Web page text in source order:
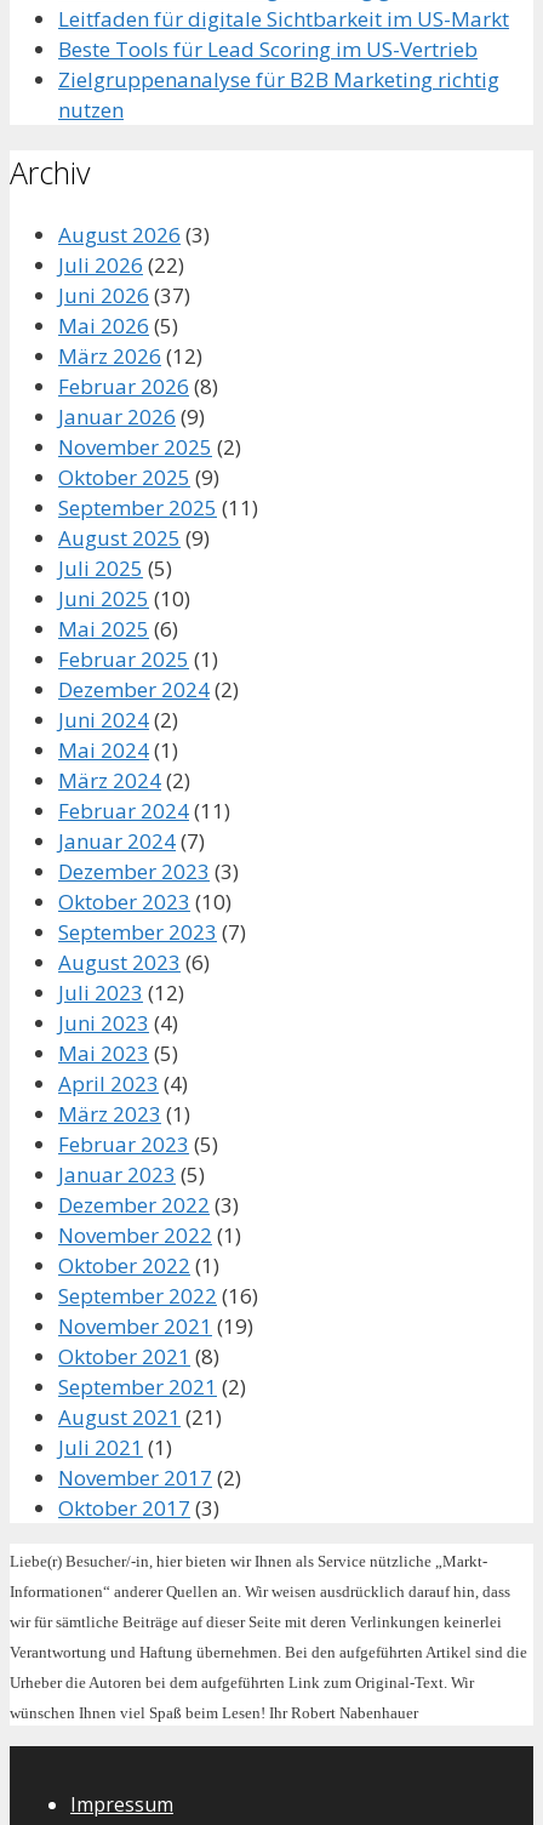
Leitfaden für digitale Sichtbarkeit im US-Markt
Beste Tools für Lead Scoring im US-Vertrieb
Zielgruppenanalyse für B2B Marketing richtig
nutzen
Archiv
August 2026 (3)
Juli 2026 (22)
Juni 2026 (37)
Mai 2026 (5)
März 2026 (12)
Februar 2026 (8)
Januar 2026 (9)
November 2025 (2)
Oktober 2025 (9)
September 2025 (11)
August 2025 (9)
Juli 2025 (5)
Juni 2025 (10)
Mai 2025 (6)
Februar 2025 (1)
Dezember 2024(2)
Juni 2024(2)
Mai 2024(1)
März 2024(2)
Februar 2024(11)
Januar 2024(7)
Dezember 2023 (3)
Oktober 2023 (10)
September 2023 (7)
August 2023 (6)
Juli 2023 (12)
Juni 2023 (4)
Mai 2023 (5)
April 2023 (4)
März 2023 (1)
Februar 2023 (5)
Januar 2023 (5)
Dezember 2022 (3)
November 2022 (1)
Oktober 2022 (1)
September 2022 (16)
November 2021 (19)
Oktober 2021 (8)
September 2021 (2)
August 2021 (21)
Juli 2021 (1)
November 2017 (2)
Oktober 2017 (3)
Liebe(r) Besucher/-in, hier bieten wir Ihnen als Service nützliche „Markt-
Informationen“ anderer Quellen an. Wir weisen ausdrücklich darauf hin, dass
wir für sämtliche Beiträge auf dieser Seite mit deren Verlinkungen keinerlei
Verantwortung und Haftung übernehmen. Bei den aufgeführten Artikel sind die
Urheber die Autoren bei dem aufgeführten Link zum Original-Text. Wir
wünschen Ihnen viel Spaß beim Lesen! Ihr Robert Nabenhauer
Impressum